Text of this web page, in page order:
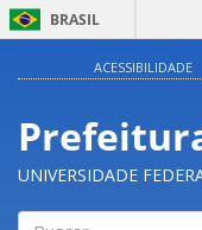
BRASIL
ACESSIBILIDADE
UNIVERSIDADE